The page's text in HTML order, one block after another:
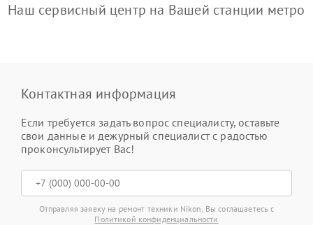
Наш сервисный центр на Вашей станции метро
Контактная информация
Если требуется задать вопрос специалисту, оставьте
свои данные и дежурный специалист с радостью
проконсультирует Вас!
Отправляя заявку на ремонт техники Nikon, Вы соглашаетесь с
Политикой конфиденциальности